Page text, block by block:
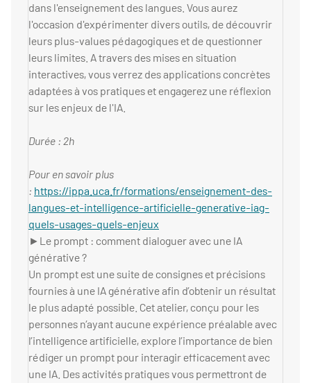
dans l'enseignement des langues. Vous aurez
l'occasion d'expérimenter divers outils, de découvrir
leurs plus-values pédagogiques et de questionner
leurs limites. A travers des mises en situation
interactives, vous verrez des applications concrètes
adaptées à vos pratiques et engagerez une réflexion
sur les enjeux de l'IA.
Durée : 2h
Pour en savoir plus
: https://ippa.uca.fr/formations/enseignement-des-
langues-et-intelligence-artificielle-generative-iag-
quels-usages-quels-enjeux
►Le prompt : comment dialoguer avec une IA
générative ?
Un prompt est une suite de consignes et précisions
fournies à une IA générative afin d’obtenir un résultat
le plus adapté possible. Cet atelier, conçu pour les
personnes n’ayant aucune expérience préalable avec
l’intelligence artificielle, explore l’importance de bien
rédiger un prompt pour interagir efficacement avec
une IA. Des activités pratiques vous permettront de